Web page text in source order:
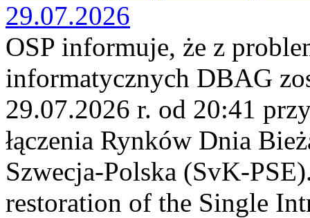
29.07.2026
OSP informuje, że z
informatycznych DBAG
29.07.2026 r. od 20:41
łączenia Rynków Dnia
Szwecja-Polska (SvK-
restoration of the Single